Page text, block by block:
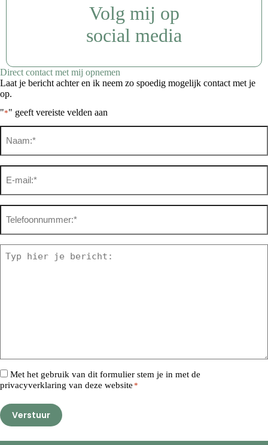
Volg mij op
social media
Direct contact met mij opnemen
Laat je bericht achter en ik neem zo spoedig mogelijk contact met je
op.
"*" geeft vereiste velden aan
Naam
Email
Telefoon
Consent
*
Met het gebruik van dit formulier stem je in met de
privacyverklaring van deze website *